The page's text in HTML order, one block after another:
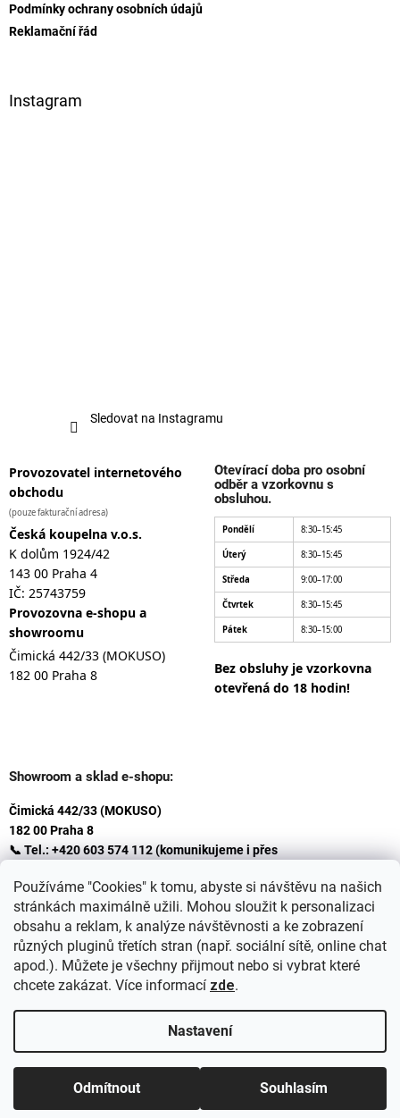
Používáme "Cookies" k tomu, abyste si návštěvu na našich
stránkách maximálně užili. Mohou sloužit k personalizaci
obsahu a reklam, k analýze návštěvnosti a ke zobrazení
různých pluginů třetích stran (např. sociální sítě, online chat
apod.). Můžete je všechny přijmout nebo si vybrat které
chcete zakázat. Více informací zde.
Nastavení
Odmítnout Souhlasím
Podmínky ochrany osobních údajů
Reklamační řád
Instagram
Sledovat na Instagramu
Provozovatel internetového
obchodu
(pouze fakturační adresa)
Česká koupelna v.o.s.
K dolům 1924/42
143 00 Praha 4
IČ: 25743759
Provozovna e-shopu a
showroomu
Čimická 442/33 (MOKUSO)
182 00 Praha 8
Otevírací doba pro osobní
odběr a vzorkovnu s
obsluhou.
Pondělí 8:30–15:45
Úterý 8:30–15:45
Středa 9:00–17:00
Čtvrtek 8:30–15:45
Pátek 8:30–15:00
Bez obsluhy je vzorkovna
otevřená do 18 hodin!
Showroom a sklad e-shopu:
Čimická 442/33 (MOKUSO)
182 00 Praha 8
📞 Tel.: +420 603 574 112 (komunikujeme i přes
✉️ E-mail: info@ceskakoupelna.cz
Vytvořil Shoptet + plnenieshopu.cz
Copyright 2026Retro koupelna . Všechna práva vyhrazena.